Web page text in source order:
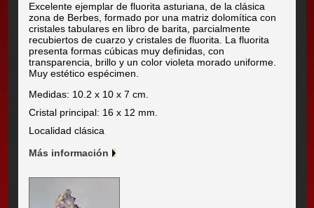
Excelente ejemplar de fluorita asturiana, de la clásica
zona de Berbes, formado por una matriz dolomítica con
cristales tabulares en libro de barita, parcialmente
recubiertos de cuarzo y cristales de fluorita. La fluorita
presenta formas cúbicas muy definidas, con
transparencia, brillo y un color violeta morado uniforme.
Muy estético espécimen.
Medidas: 10.2 x 10 x 7 cm.
Cristal principal: 16 x 12 mm.
Localidad clásica
Más información